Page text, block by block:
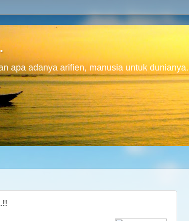
apa adanya arifien, manusia untuk dunianya.